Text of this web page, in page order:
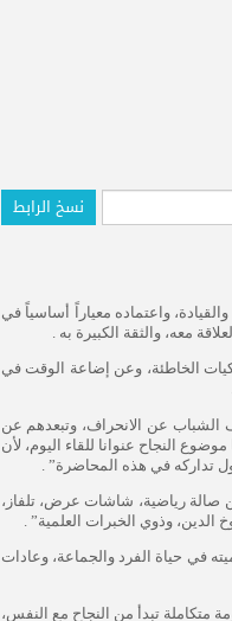
نسخ الرابط
واعتماده معياراً أساسياً في
معه، والثقة الكبيرة به .
الخاطئة، وعن إضاعة الوقت في
الشباب عن الانحراف، وتبعدهم عن
النجاح عنوانا للقاء اليوم، لأن
تداركه في هذه المحاضرة” .
صالة رياضية، شاشات عرض، تلفاز،
وذوي الخبرات العلمية” .
في حياة الفرد والجماعة، وعادات
متكاملة تبدأ من النجاح مع النفس،